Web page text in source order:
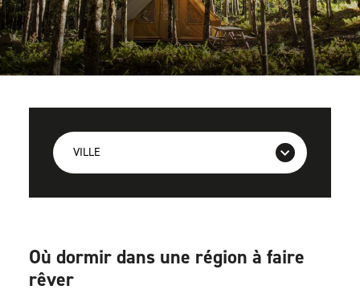
Où dormir dans une région à faire
rêver